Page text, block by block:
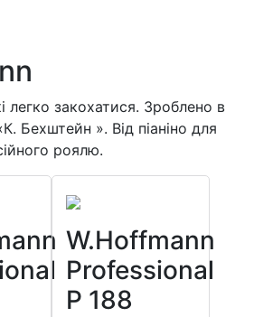
легко закохатися. Зроблено в
Бехштейн ». Від піаніно для
роялю.
W.Hoffmann
Professional
P 188